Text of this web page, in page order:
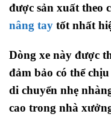
được sản xuất theo
nâng tay tốt nhất
Dòng xe này được
đảm bảo có thể
di chuyển nhẹ
cao trong nhà